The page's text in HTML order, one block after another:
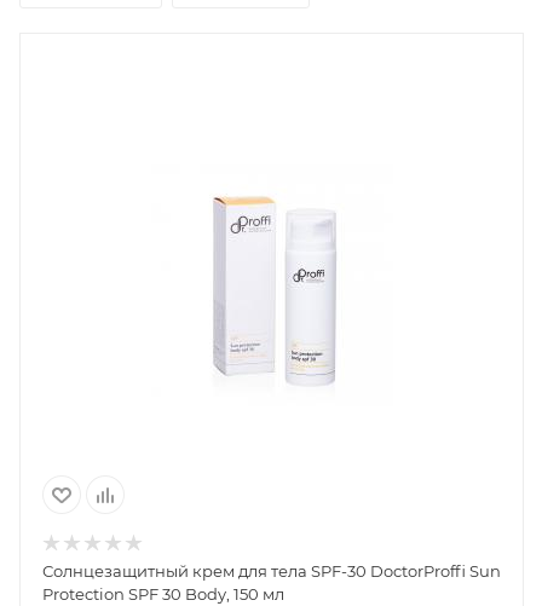
Солнцезащитный крем для тела SPF-30 DoctorProffi Sun
Protection SPF 30 Body, 150 мл